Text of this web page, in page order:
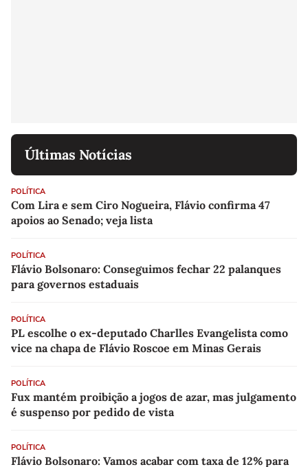
Últimas Notícias
POLÍTICA
Com Lira e sem Ciro Nogueira, Flávio confirma 47
apoios ao Senado; veja lista
POLÍTICA
Flávio Bolsonaro: Conseguimos fechar 22 palanques
para governos estaduais
POLÍTICA
PL escolhe o ex-deputado Charlles Evangelista como
vice na chapa de Flávio Roscoe em Minas Gerais
POLÍTICA
Fux mantém proibição a jogos de azar, mas julgamento
é suspenso por pedido de vista
POLÍTICA
Flávio Bolsonaro: Vamos acabar com taxa de 12% para